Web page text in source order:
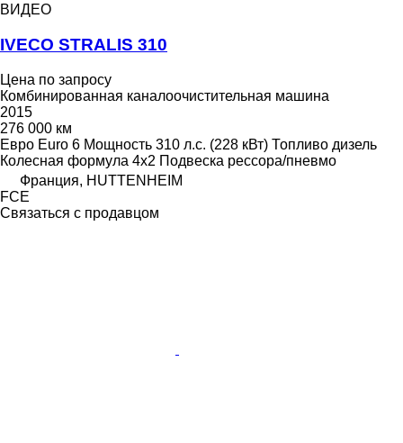
ВИДЕО
IVECO STRALIS 310
Цена по запросу
Комбинированная каналоочистительная машина
2015
276 000 км
Евро Euro 6 Мощность 310 л.с. (228 кВт) Топливо дизель
Колесная формула 4x2 Подвеска рессора/пневмо
Франция, HUTTENHEIM
FCE
Связаться с продавцом